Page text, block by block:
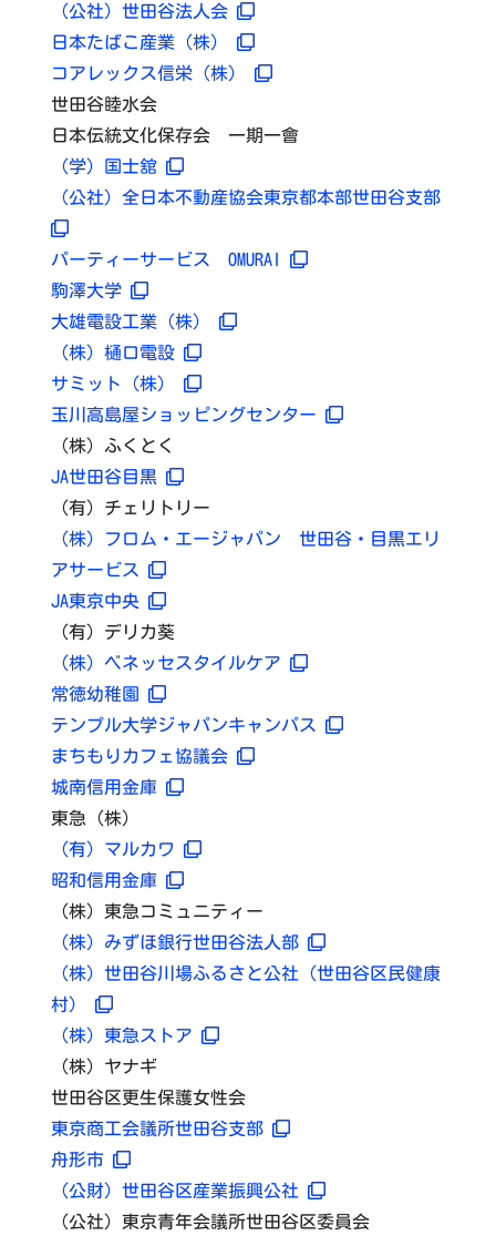
（公社）世田谷法人会
日本たばこ産業（株）
コアレックス信栄（株）
世田谷睦水会
日本伝統文化保存会 一期一會
（学）国士舘
（公社）全日本不動産協会東京都本部世田谷支部
パーティーサービス OMURAI
駒澤大学
大雄電設工業（株）
（株）樋口電設
サミット（株）
玉川高島屋ショッピングセンター
（株）ふくとく
JA世田谷目黒
（有）チェリトリー
（株）フロム・エージャパン 世田谷・目黒エリ
アサービス
JA東京中央
（有）デリカ葵
（株）ベネッセスタイルケア
常徳幼稚園
テンプル大学ジャパンキャンパス
まちもりカフェ協議会
城南信用金庫
東急（株）
（有）マルカワ
昭和信用金庫
（株）東急コミュニティー
（株）みずほ銀行世田谷法人部
（株）世田谷川場ふるさと公社（世田谷区民健康
村）
（株）東急ストア
（株）ヤナギ
世田谷区更生保護女性会
東京商工会議所世田谷支部
舟形市
（公財）世田谷区産業振興公社
（公社）東京青年会議所世田谷区委員会